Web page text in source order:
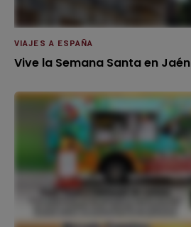
VIAJES A ESPAÑA
Vive la Semana Santa en Jaén